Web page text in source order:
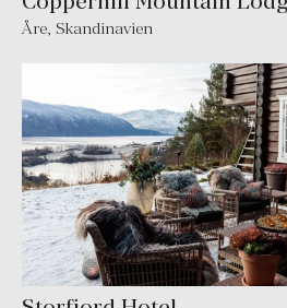
Åre, Skandinavien